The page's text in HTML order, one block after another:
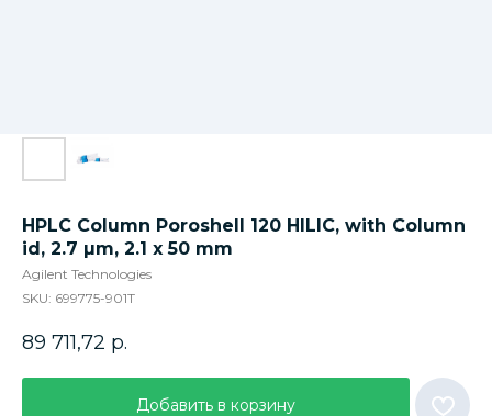
HPLC Column Poroshell 120 HILIC, with Column
id, 2.7 µm, 2.1 x 50 mm
Agilent Technologies
SKU: 699775-901T
89 711,72 р.
Добавить в корзину